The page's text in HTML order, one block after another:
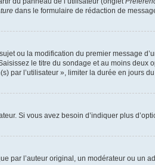
dans le formulaire de rédaction de
ou la modification du premier message
le titre du sondage et au moins
par l’utilisateur », limiter la durée en jours
Si vous avez besoin d’indiquer plus
par l’auteur original, un modérateur ou un